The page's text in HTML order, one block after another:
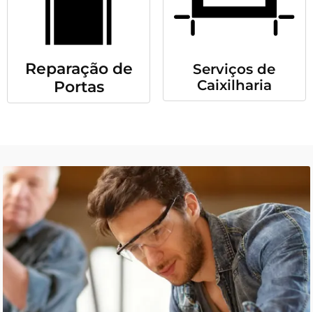
Reparação de
Portas
Serviços de
Caixilharia